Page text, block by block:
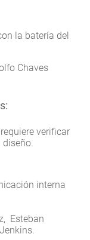
la batería del
Chaves
verificar
interna
Esteban